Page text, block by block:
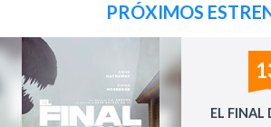
PRÓXIMOS
EL FINAL